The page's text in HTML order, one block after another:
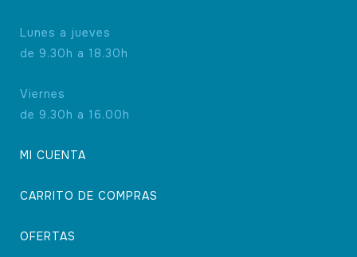
Lunes a jueves
de 9.30h a 18.30h
Viernes
de 9.30h a 16.00h
MI CUENTA
CARRITO DE COMPRAS
OFERTAS